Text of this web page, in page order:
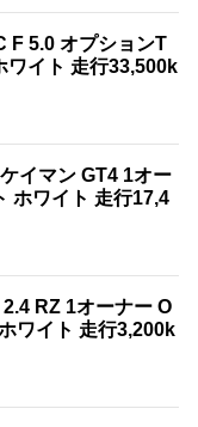
F 5.0 オプションT
ワイト 走行33,500k
イマン GT4 1オー
ホワイト 走行17,4
RZ 1オーナー O
ワイト 走行3,200k